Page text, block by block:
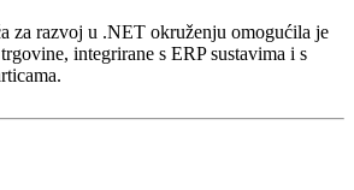
za razvoj u .NET okruženju omogućila je
integrirane s ERP sustavima i s